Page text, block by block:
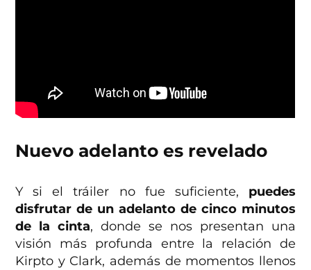
Nuevo adelanto es revelado
Y si el tráiler no fue suficiente, puedes
disfrutar de un adelanto de cinco minutos
de la cinta, donde se nos presentan una
visión más profunda entre la relación de
Kirpto y Clark, además de momentos llenos